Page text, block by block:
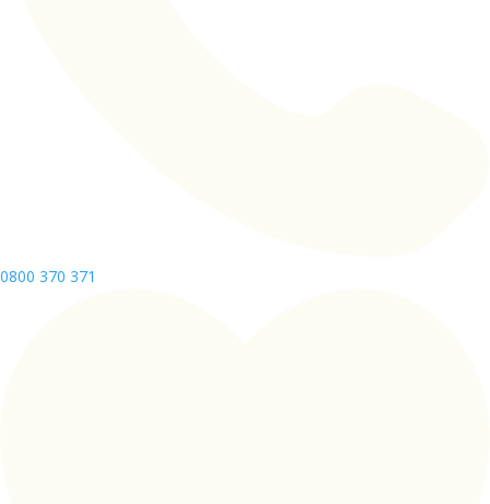
0800 370 371